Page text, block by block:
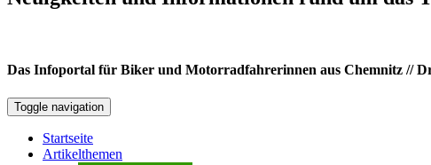
Das Infoportal für Biker und Motorradfahrerinnen aus Chemnitz //
Toggle navigation
Startseite
Artikelthemen